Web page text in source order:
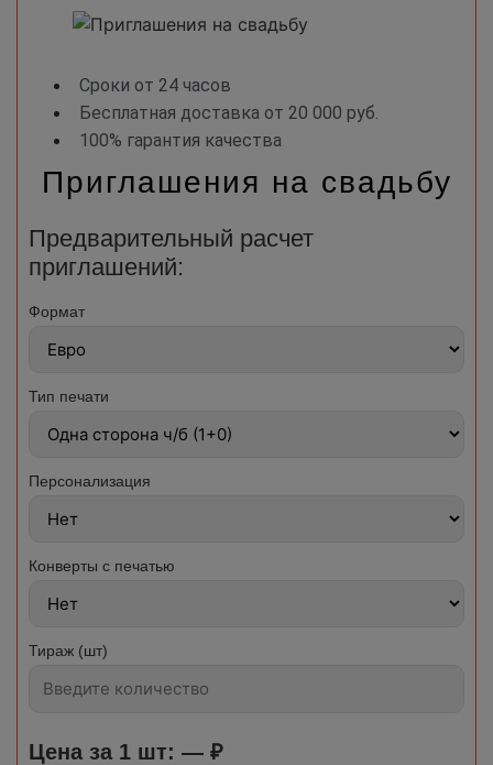
Сроки от 24 часов
Бесплатная доставка от 20 000 руб.
100% гарантия качества
Приглашения на свадьбу
Предварительный расчет
приглашений:
Формат
Тип печати
Персонализация
Конверты с печатью
Тираж (шт)
Цена за 1 шт: — ₽